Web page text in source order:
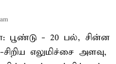
பூண்டு - 20 பல், சின்ன
எலுமிச்சை அளவு,